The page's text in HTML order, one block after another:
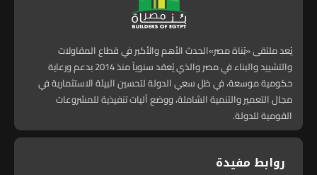
يُعد ملتقى «بُناة مصر»الحدث الأهم والأكبر في قطاع المقاولات
والتشييد والبناء في مصر والذي يُعقد سنوياً منذ 2014 بدعم ورعاية
حكومية موسعة، في ظل سعي الدولة لتحسين البيئة الاستثمارية في
مجال التعمير والتنمية الشاملة، ووضع آليات تنفيذية للمشروعات
القومية للدولة.
روابط مفيدة